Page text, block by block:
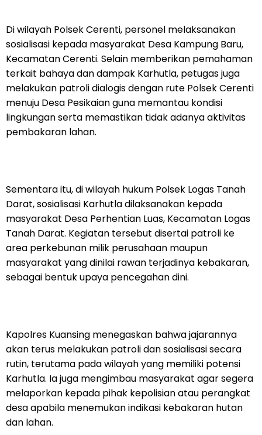
Di wilayah Polsek Cerenti, personel melaksanakan
sosialisasi kepada masyarakat Desa Kampung Baru,
Kecamatan Cerenti. Selain memberikan pemahaman
terkait bahaya dan dampak Karhutla, petugas juga
melakukan patroli dialogis dengan rute Polsek Cerenti
menuju Desa Pesikaian guna memantau kondisi
lingkungan serta memastikan tidak adanya aktivitas
pembakaran lahan.
Sementara itu, di wilayah hukum Polsek Logas Tanah
Darat, sosialisasi Karhutla dilaksanakan kepada
masyarakat Desa Perhentian Luas, Kecamatan Logas
Tanah Darat. Kegiatan tersebut disertai patroli ke
area perkebunan milik perusahaan maupun
masyarakat yang dinilai rawan terjadinya kebakaran,
sebagai bentuk upaya pencegahan dini.
Kapolres Kuansing menegaskan bahwa jajarannya
akan terus melakukan patroli dan sosialisasi secara
rutin, terutama pada wilayah yang memiliki potensi
Karhutla. Ia juga mengimbau masyarakat agar segera
melaporkan kepada pihak kepolisian atau perangkat
desa apabila menemukan indikasi kebakaran hutan
dan lahan.